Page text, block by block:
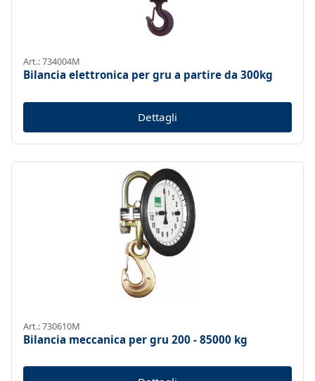
Art.: 734004M
Bilancia elettronica per gru a partire da 300kg
Dettagli
Art.: 730610M
Bilancia meccanica per gru 200 - 85000 kg